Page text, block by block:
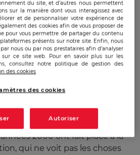
Puis Mike Jeffries, prend
siècle plus tard et en fait une
Le côté smart et
d’A&F plaît aux
nouveau, branché et surtout,
peu de magasins. Le
la marque fait fureur et
des jours heureux pendant
2000 ont fait place à la
qui ne voit pas les choses
du site, et d’autres nous permettent
sur la manière dont vous interagissez avec
et de personnaliser votre expérience de
des cookies afin de vous proposer de
pour vous permettre de partager du contenu
présents sur notre site. Enfin, nous
nous ou par nos prestataires afin d’analyser
sur ce site web. Pour en savoir plus sur les
consultez notre politique de gestion des
des cookies
des cookies
Autoriser